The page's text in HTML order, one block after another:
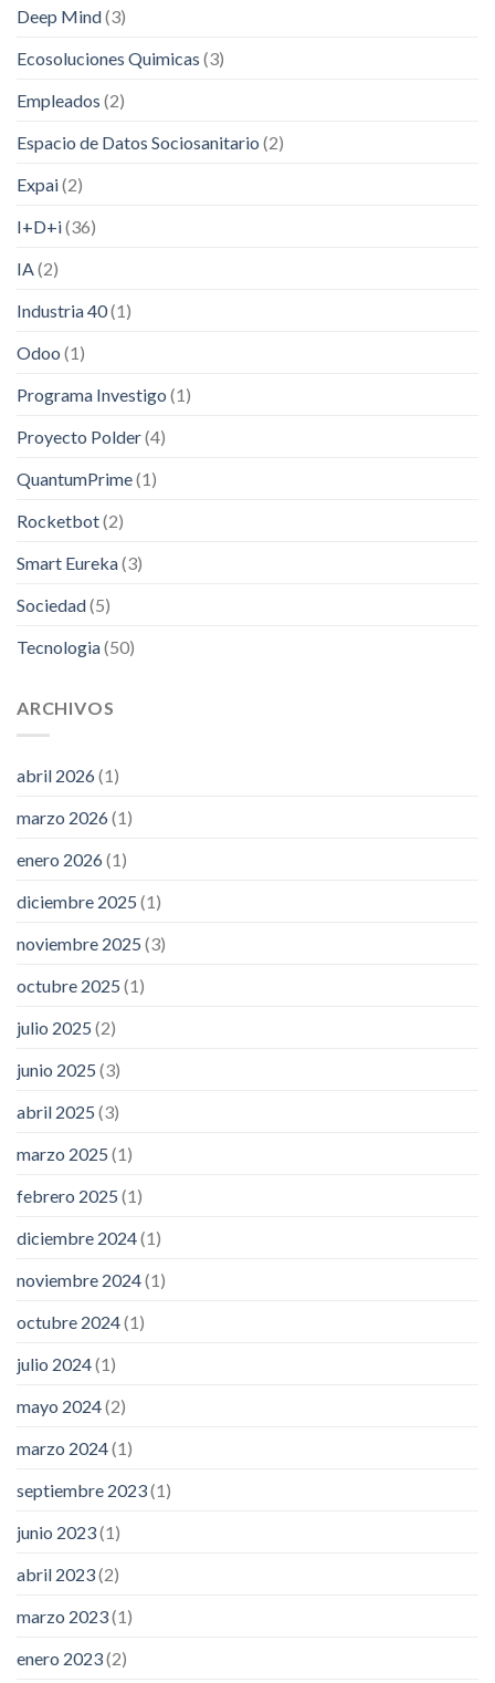
Deep Mind(3)
Ecosoluciones Quimicas (3)
Empleados (2)
Espacio de Datos Sociosanitario (2)
Expai(2)
I+D+i(36)
IA(2)
Industria 40(1)
Odoo (1)
Programa Investigo (1)
Proyecto Polder(4)
QuantumPrime(1)
Rocketbot(2)
Smart Eureka(3)
Sociedad(5)
Tecnologia(50)
ARCHIVOS
abril 2026(1)
marzo 2026(1)
enero 2026(1)
diciembre 2025 (1)
noviembre 2025 (3)
octubre 2025 (1)
julio 2025 (2)
junio 2025 (3)
abril 2025 (3)
marzo 2025 (1)
febrero 2025 (1)
diciembre 2024(1)
noviembre 2024(1)
octubre 2024(1)
julio 2024(1)
mayo 2024(2)
marzo 2024(1)
septiembre 2023(1)
junio 2023(1)
abril 2023(2)
marzo 2023(1)
enero 2023(2)